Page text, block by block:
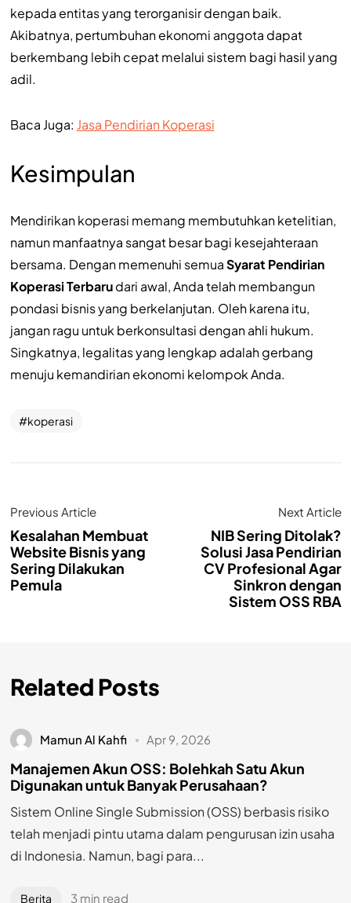
kepada entitas yang terorganisir dengan baik.
Akibatnya, pertumbuhan ekonomi anggota dapat
berkembang lebih cepat melalui sistem bagi hasil yang
adil.
Baca Juga: Jasa Pendirian Koperasi
Kesimpulan
Mendirikan koperasi memang membutuhkan ketelitian,
namun manfaatnya sangat besar bagi kesejahteraan
bersama. Dengan memenuhi semuaSyarat Pendirian
Koperasi Terbarudari awal, Anda telah membangun
pondasi bisnis yang berkelanjutan. Oleh karena itu,
jangan ragu untuk berkonsultasi dengan ahli hukum.
Singkatnya, legalitas yang lengkap adalah gerbang
menuju kemandirian ekonomi kelompok Anda.
koperasi
Previous Article
Kesalahan Membuat
Website Bisnis yang
Sering Dilakukan
Pemula
Next Article
NIB Sering Ditolak?
Solusi Jasa Pendirian
CV Profesional Agar
Sinkron dengan
Sistem OSS RBA
Related Posts
Mamun Al Kahfi Apr 9, 2026
Manajemen Akun OSS: Bolehkah Satu Akun
Digunakan untuk Banyak Perusahaan?
Sistem Online Single Submission (OSS) berbasis risiko
telah menjadi pintu utama dalam pengurusan izin usaha
di Indonesia. Namun, bagi para...
Berita 3 min read